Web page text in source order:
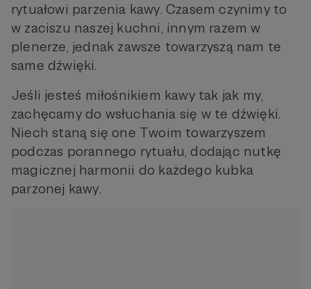
rytuałowi parzenia kawy. Czasem czynimy to
w zaciszu naszej kuchni, innym razem w
plenerze, jednak zawsze towarzyszą nam te
same dźwięki.
Jeśli jesteś miłośnikiem kawy tak jak my,
zachęcamy do wsłuchania się w te dźwięki.
Niech staną się one Twoim towarzyszem
podczas porannego rytuału, dodając nutkę
magicznej harmonii do każdego kubka
parzonej kawy.